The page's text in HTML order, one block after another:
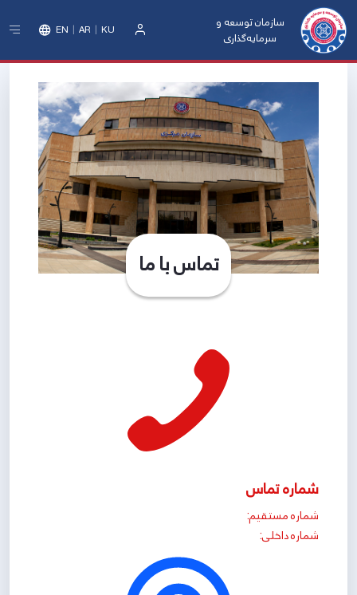
سازمان توسعه و
سرمایه‌گذاری
EN AR KU
تماس با ما
شماره تماس
شماره مستقیم:
شماره داخلی: